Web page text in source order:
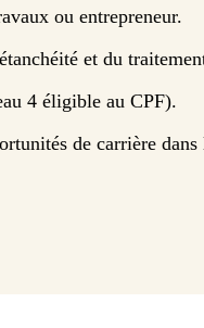
ou entrepreneur.
et du
4 éligible au CPF).
de carrière